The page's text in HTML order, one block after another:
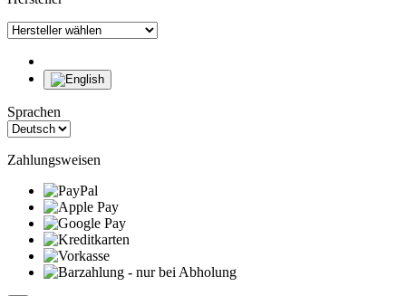
Sprachen
Zahlungsweisen